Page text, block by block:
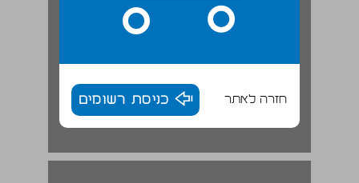
חזרה לאתר כניסת רשומים